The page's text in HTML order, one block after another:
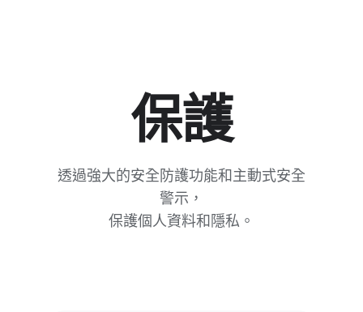
位置​資訊​分享​還​能​定​時，​可​
保護
透過​強大​的​安全​防護​功能​和​主動式​安全​
警示，
保​護​個人​資料​和​隱私。